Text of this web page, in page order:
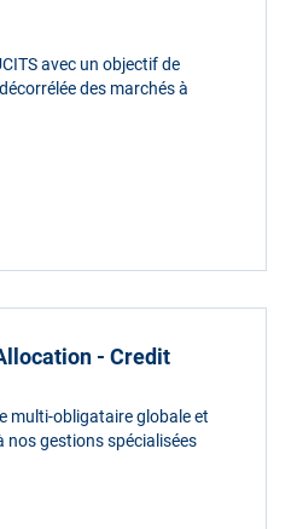
avec un objectif de
des marchés à
- Credit
multi-obligataire globale et
nos gestions spécialisées